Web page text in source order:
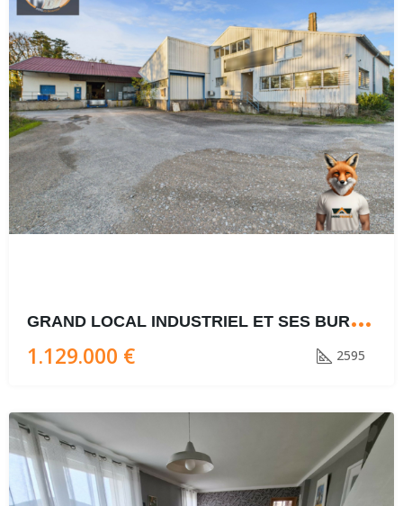
G
RAND LOCAL INDUSTRIEL ET SES BUREAUX DANS LA ZONE PRISÉ DE MISEREY
1.129.000 € 2595